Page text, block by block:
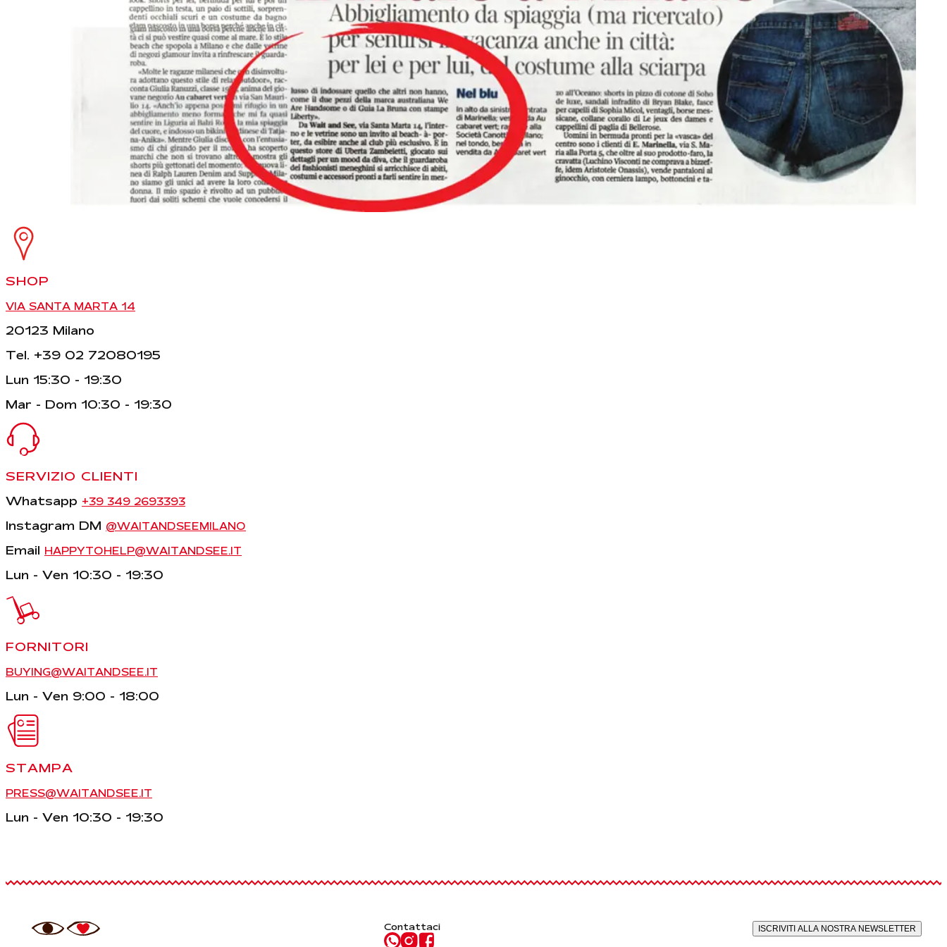
SHOP
VIA SANTA MARTA 14
20123 Milano
Tel. +39 02 72080195
Lun 15:30 - 19:30
Mar - Dom 10:30 - 19:30
SERVIZIO CLIENTI
Whatsapp +39 349 2693393
Instagram DM @WAITANDSEEMILANO
Email HAPPYTOHELP@WAITANDSEE.IT
Lun - Ven 10:30 - 19:30
FORNITORI
BUYING@WAITANDSEE.IT
Lun - Ven 9:00 - 18:00
STAMPA
PRESS@WAITANDSEE.IT
Lun - Ven 10:30 - 19:30
Contattaci ISCRIVITI ALLA NOSTRA NEWSLETTER